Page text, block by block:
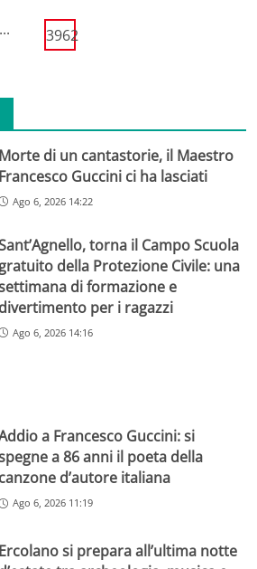
... 3962
Morte di un cantastorie, il Maestro
Francesco Guccini ci ha lasciati
Ago 6, 2026 14:22
torna il Campo Scuola
gratuito della Protezione Civile: una
di formazione e
divertimento per i ragazzi
Ago 6, 2026 14:16
a Francesco Guccini: si
a 86 anni il poeta della
canzone d’autore italiana
Ago 6, 2026 11:19
Ercolano si prepara all’ultima notte